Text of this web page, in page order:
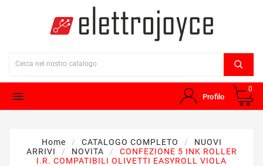
 Profilo
0
Home CATALOGO COMPLETO
NUOVI
ARRIVI
NOVITA
CONFEZIONE 5 INK ROLLER
I.R. COMPATIBILI OLIVETTI EASYROLL VIOLA